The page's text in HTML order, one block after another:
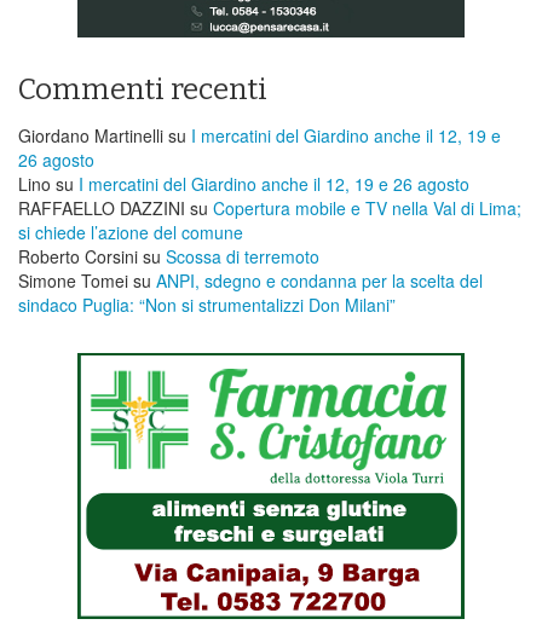
Commenti recenti
Giordano Martinelli su I mercatini del Giardino anche il 12, 19 e
26 agosto
Lino su I mercatini del Giardino anche il 12, 19 e 26 agosto
RAFFAELLO DAZZINI su ​Copertura mobile e TV nella Val di Lima;
si chiede l’azione del comune
Roberto Corsini su Scossa di terremoto
Simone Tomei su ANPI, sdegno e condanna per la scelta del
sindaco Puglia: “Non si strumentalizzi Don Milani”